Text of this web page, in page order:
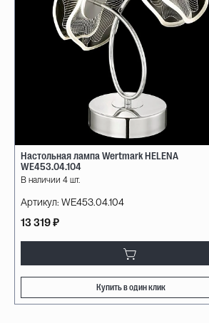
Настольная лампа Wertmark HELENA
WE453.04.104
В наличии 4 шт.
Артикул: WE453.04.104
13 319 ₽
Купить в один клик